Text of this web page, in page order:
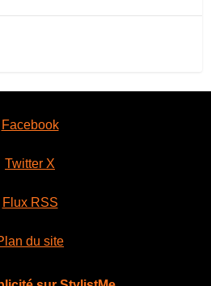
Facebook
Twitter X
Flux RSS
du site